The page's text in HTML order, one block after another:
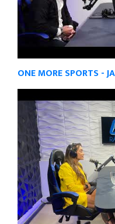
ONE MORE SPORTS -